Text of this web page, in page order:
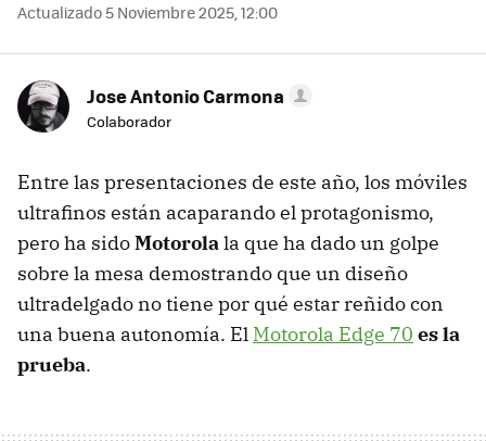
Actualizado 5 Noviembre 2025, 12:00
Jose Antonio Carmona
Colaborador
Entre las presentaciones de este año, los móviles
ultrafinos están acaparando el protagonismo,
pero ha sidoMotorolala que ha dado un golpe
sobre la mesa demostrando que un diseño
ultradelgado no tiene por qué estar reñido con
una buena autonomía. El Motorola Edge 70 es la
prueba.